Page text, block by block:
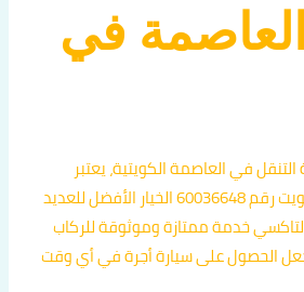
في
في العاصمة الكويتية، يعتبر
تاكسي العاصمة في الكويت رقم 60036648 الخيار الأفضل للعديد
خدمة ممتازة وموثوقة للركاب
الحصول على سيارة أجرة في أي وقت